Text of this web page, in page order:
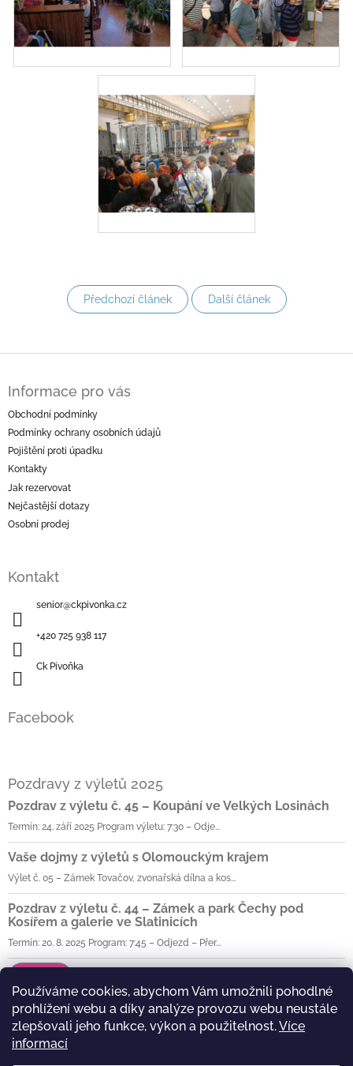
Používáme cookies, abychom Vám umožnili pohodlné
prohlížení webu a díky analýze provozu webu neustále
zlepšovali jeho funkce, výkon a použitelnost.Více
informací
Předchozí článek Další článek
Informace pro vás
Obchodní podmínky
Podmínky ochrany osobních údajů
Pojištění proti úpadku
Kontakty
Jak rezervovat
Nejčastější dotazy
Osobní prodej
Kontakt
senior@ckpivonka.cz
+420 725 938 117
Ck Pivoňka
Facebook
Pozdravy z výletů 2025
Pozdrav z výletu č. 45 – Koupání ve Velkých Losinách
Termín: 24. září 2025 Program výletu: 7:30 – Odje...
Vaše dojmy z výletů s Olomouckým krajem
Výlet č. 05 – Zámek Tovačov, zvonařská dílna a kos...
Pozdrav z výletu č. 44 – Zámek a park Čechy pod
Kosířem a galerie ve Slatinicích
Termín: 20. 8. 2025 Program: 7:45 – Odjezd – Přer...
Olomoucký kraj